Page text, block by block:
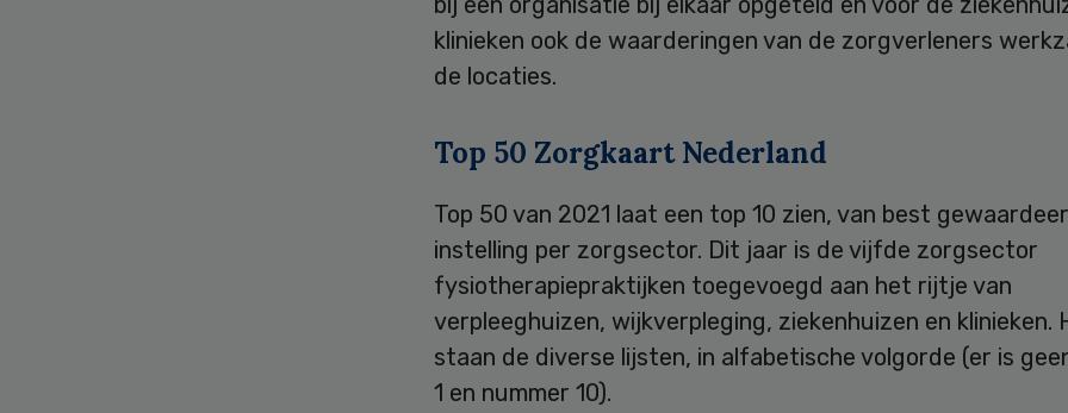
klinieken ook de waarderingen van de zorgverleners
de locaties.
Top 50 Zorgkaart Nederland
Top 50 van 2021 laat een top 10 zien, van best
instelling per zorgsector. Dit jaar is de vijfde zorgsector
fysiotherapiepraktijken toegevoegd aan het rijtje van
verpleeghuizen, wijkverpleging, ziekenhuizen en klinieken.
staan de diverse lijsten, in alfabetische volgorde (er is
1 en nummer 10).